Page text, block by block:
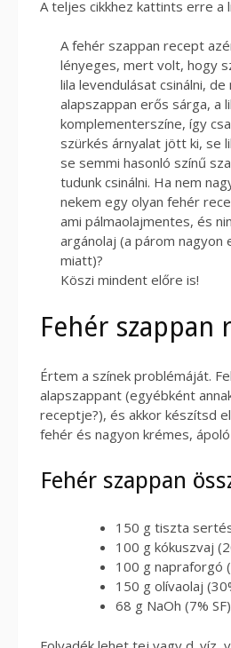
A teljes cikkhez kattints erre a
A fehér szappan recept
lényeges, mert volt, hogy
lila levendulásat csinálni, de
alapszappan erős sárga, a
komplementerszíne, így
szürkés árnyalat jött ki, se
se semmi hasonló színű
tudunk csinálni. Ha nem
nekem egy olyan fehér
ami pálmaolajmentes, és
argánolaj (a párom nagyon
miatt)?
Köszi mindent előre is!
Fehér szappan
Értem a színek problémáját.
alapszappant (egyébként
receptje?), és akkor készítsd
fehér és nagyon krémes, ápoló
Fehér szappan
150 g tiszta
100 g kókuszvaj
100 g napraforgó
150 g olívaolaj
68 g NaOh (7% SF)